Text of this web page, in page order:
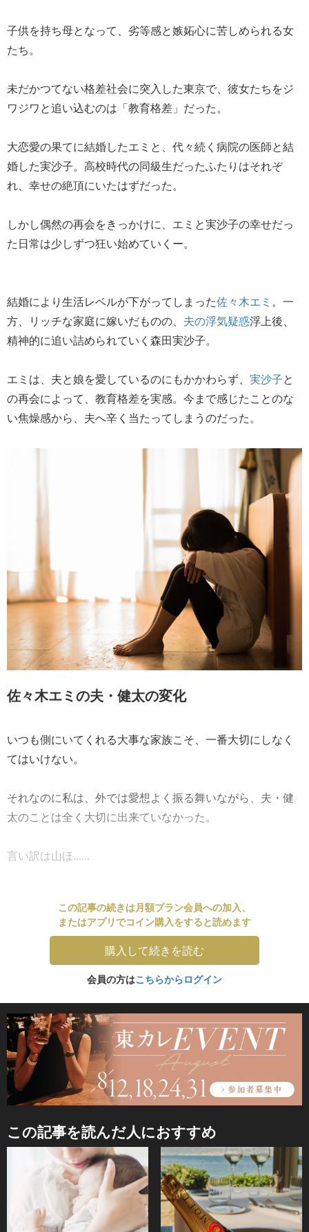
子供を持ち母となって、劣等感と嫉妬心に苦しめられる女
たち。
未だかつてない格差社会に突入した東京で、彼女たちをジ
ワジワと追い込むのは「教育格差」だった。
大恋愛の果てに結婚したエミと、代々続く病院の医師と結
婚した実沙子。高校時代の同級生だったふたりはそれぞ
れ、幸せの絶頂にいたはずだった。
しかし偶然の再会をきっかけに、エミと実沙子の幸せだっ
た日常は少しずつ狂い始めていくー。
結婚により生活レベルが下がってしまった佐々木エミ 。一
方、リッチな家庭に嫁いだものの、 夫の浮気疑惑浮上後、
精神的に追い詰められていく森田実沙子。
エミは、夫と娘を愛しているのにもかかわらず、 実沙子と
の再会によって、教育格差を実感。今まで感じたことのな
い焦燥感から、夫へ辛く当たってしまうのだった。
佐々木エミの夫・健太の変化
いつも側にいてくれる大事な家族こそ、一番大切にしなく
てはいけない。
それなのに私は、外では愛想よく振る舞いながら、夫・健
太のことは全く大切に出来ていなかった。
言い訳は山ほ......
この記事の続きは月額プラン会員への加入、
またはアプリでコイン購入をすると読めます
購入して続きを読む
会員の方はこちらからログイン
この記事を読んだ人におすすめ